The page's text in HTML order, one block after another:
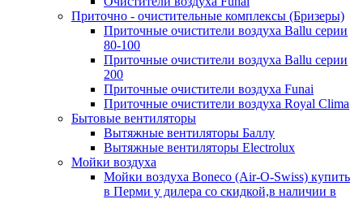
Приточно - очистительные комплексы (Бризеры)
Приточные очистители воздуха Ballu серии
80-100
Приточные очистители воздуха Ballu серии
200
Приточные очистители воздуха Funai
Приточные очистители воздуха Royal Clima
Бытовые вентиляторы
Вытяжные вентиляторы Баллу
Вытяжные вентиляторы Electrolux
Мойки воздуха
Мойки воздуха Boneco (Air-O-Swiss) купить
в Перми у дилера со скидкой,в наличии в